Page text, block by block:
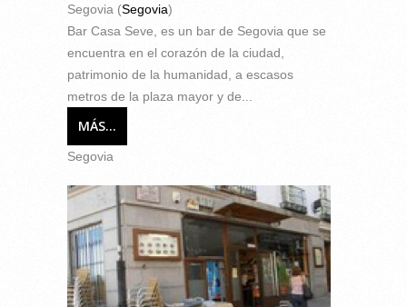
Segovia (Segovia)
Bar Casa Seve, es un bar de Segovia que se
encuentra en el corazón de la ciudad,
patrimonio de la humanidad, a escasos
metros de la plaza mayor y de...
MÁS...
Segovia